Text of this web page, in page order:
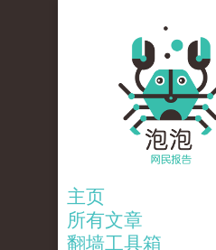
主页
所有文章
翻墙工具箱